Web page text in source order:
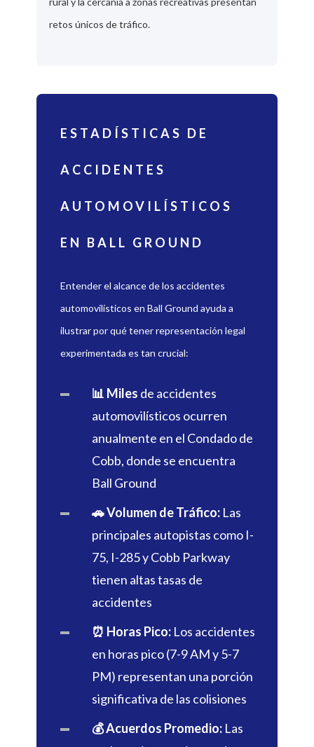
retos únicos de tráfico.
ESTADÍSTICAS DE
ACCIDENTES
AUTOMOVILÍSTICOS
EN BALL GROUND
Entender el alcance de los accidentes
automovilísticos en Ball Ground ayuda a
ilustrar por qué tener representación legal
experimentada es tan crucial:
📊 Miles de accidentes
automovilísticos ocurren
anualmente en el Condado de
Cobb, donde se encuentra
Ball Ground
🚗 Volumen de Tráfico: Las
principales autopistas como I-
75, I-285 y Cobb Parkway
tienen altas tasas de
accidentes
⏰ Horas Pico: Los accidentes
en horas pico (7-9 AM y 5-7
PM) representan una porción
significativa de las colisiones
💰 Acuerdos Promedio: Las